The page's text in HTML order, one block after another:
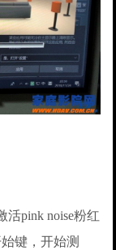
pink noise粉红
键，开始测